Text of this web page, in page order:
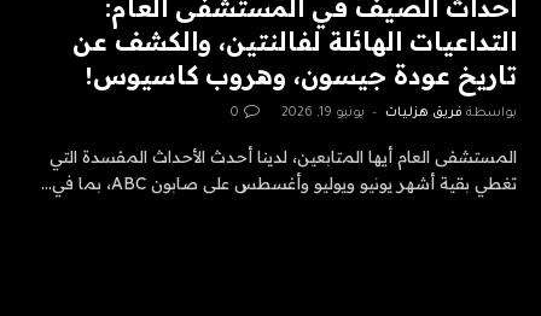
أحداث الصيف في المستشفى العام:
التداعيات الهائلة لفالنتين، والكشف عن
تاريخ عودة جيسون، وهروب كاسيوس!
بواسطة فريق هزليات يونيو 19, 2026 0
المستشفى العام أيها المتابعين، لدينا أحدث الأحداث المفسدة التي
تغطي بقية أشهر يونيو ويوليو وأغسطس على صابون ABC، بما في…